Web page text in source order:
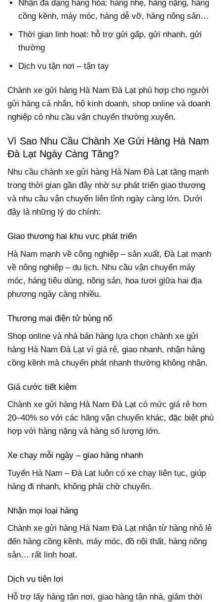
Nhận đa dạng hàng hóa: hàng nhẹ, hàng nặng, hàng
cồng kềnh, máy móc, hàng dễ vỡ, hàng nông sản…
Thời gian linh hoạt: hỗ trợ gửi gấp, gửi nhanh, gửi
thường
Dịch vụ tận nơi – tận tay
Chành xe gửi hàng Hà Nam Đà Lạt phù hợp cho người
gửi hàng cá nhân, hộ kinh doanh, shop online và doanh
nghiệp có nhu cầu vận chuyển thường xuyên.
Vì Sao Nhu Cầu Chành Xe Gửi Hàng Hà Nam
Đà Lạt Ngày Càng Tăng?
Nhu cầu chành xe gửi hàng Hà Nam Đà Lạt tăng mạnh
trong thời gian gần đây nhờ sự phát triển giao thương
và nhu cầu vận chuyển liên tỉnh ngày càng lớn. Dưới
đây là những lý do chính:
Giao thương hai khu vực phát triển
Hà Nam mạnh về công nghiệp – sản xuất, Đà Lạt mạnh
về nông nghiệp – du lịch. Nhu cầu vận chuyển máy
móc, hàng tiêu dùng, nông sản, hoa tươi giữa hai địa
phương ngày càng nhiều.
Thương mại điện tử bùng nổ
Shop online và nhà bán hàng lựa chọn chành xe gửi
hàng Hà Nam Đà Lạt vì giá rẻ, giao nhanh, nhận hàng
cồng kềnh mà chuyển phát nhanh thường không nhận.
Giá cước tiết kiệm
Chành xe gửi hàng Hà Nam Đà Lạt có mức giá rẻ hơn
20–40% so với các hãng vận chuyển khác, đặc biệt phù
hợp với hàng nặng và hàng số lượng lớn.
Xe chạy mỗi ngày – giao hàng nhanh
Tuyến Hà Nam – Đà Lạt luôn có xe chạy liên tục, giúp
hàng đi nhanh, không phải chờ chuyến.
Nhận mọi loại hàng
Chành xe gửi hàng Hà Nam Đà Lạt nhận từ hàng nhỏ lẻ
đến hàng cồng kềnh, máy móc, đồ nội thất, hàng nông
sản… rất linh hoạt.
Dịch vụ tiện lợi
Hỗ trợ lấy hàng tận nơi, giao hàng tận nhà, giảm thời